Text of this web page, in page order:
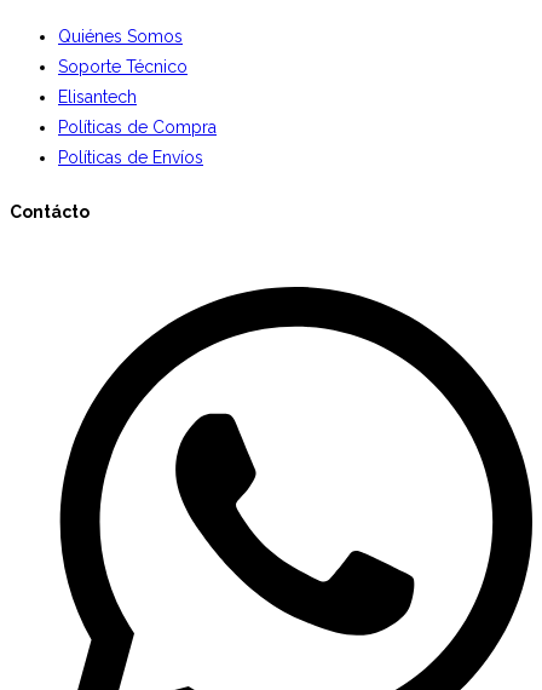
Quiénes Somos
Soporte Técnico
Elisantech
Políticas de Compra
Políticas de Envíos
Contácto